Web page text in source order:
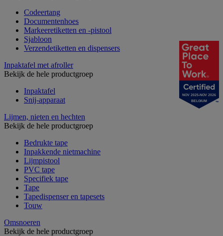
Codeertang
Documentenhoes
Markeeretiketten en -pistool
Sjabloon
Verzendetiketten en dispensers
Inpaktafel met afroller
Bekijk de hele productgroep
Inpaktafel
Snij-apparaat
Lijmen, nieten en hechten
Bekijk de hele productgroep
Bedrukte tape
Inpakkende nietmachine
Lijmpistool
PVC tape
Specifiek tape
Tape
Tapedispenser en tapesets
Touw
Omsnoeren
Bekijk de hele productgroep
NOV 2025-NOV 2026
BELGIUM